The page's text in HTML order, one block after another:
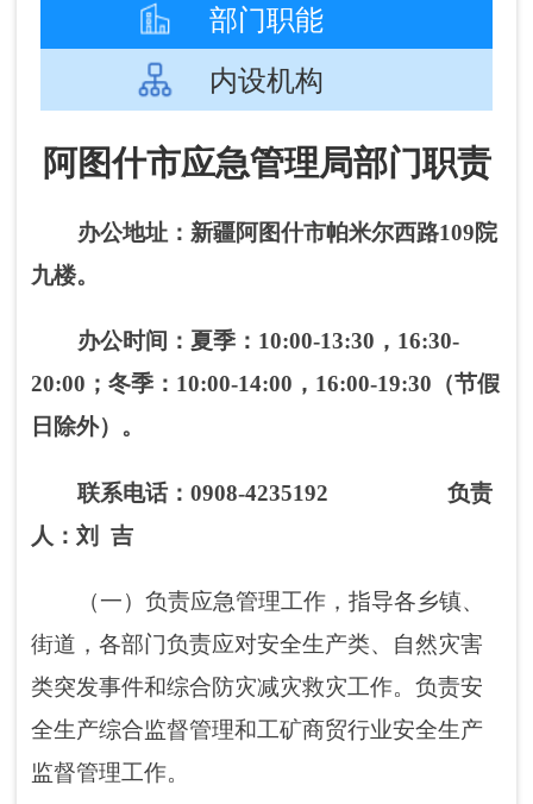
办公时间：夏季：10:00-13:30，16:30-
20:00；冬季：10:00-14:00，16:00-19:30（节假
人：刘 吉
（一）负责应急管理工作，指导各乡镇、
类突发事件和综合防灾减灾救灾工作。负责安
全生产综合监督管理和工矿商贸行业安全生产
监督管理工作。
（二）组织编制应急体系建设、安全生产
全生产类综合性规章、规范性文件。
（三）负责安全生产类、自然灾害类应急
预案体系建设，建立完善事故灾难和自然灾害
分级对应制度，组织编制阿图什市总体应急预
协调应急预案衔接工作，组织开展预案演练，
推动应急避难设施建设。